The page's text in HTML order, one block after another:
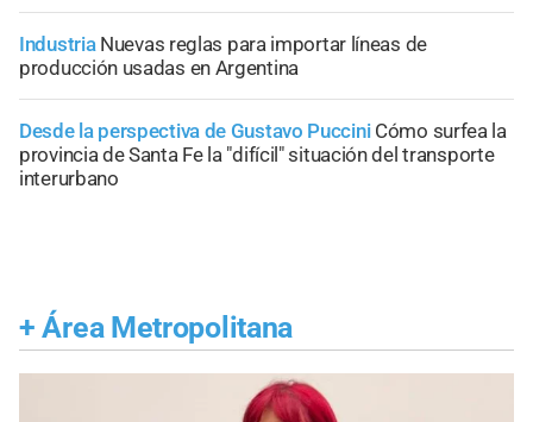
Industria Nuevas reglas para importar líneas de
producción usadas en Argentina
Desde la perspectiva de Gustavo Puccini Cómo surfea la
provincia de Santa Fe la "difícil" situación del transporte
interurbano
+ Área Metropolitana